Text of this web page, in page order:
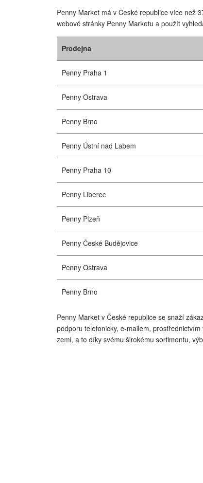
Penny Market má v České republice více než
webové stránky Penny Marketu a použít
Prodejna
Penny Praha 1
Penny Ostrava
Penny Brno
Penny Ústní nad Labem
Penny Praha 10
Penny Liberec
Penny Plzeň
Penny České Budějovice
Penny Ostrava
Penny Brno
Penny Market v České republice se snaží
podporu telefonicky, e-mailem,
zemi, a to díky svému širokému sortimentu,